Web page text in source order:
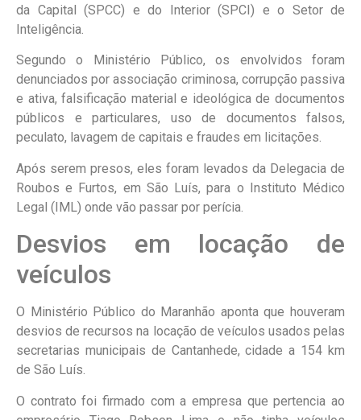
da Capital (SPCC) e do Interior (SPCI) e o Setor de
Inteligência.
Segundo o Ministério Público, os envolvidos foram
denunciados por associação criminosa, corrupção passiva
e ativa, falsificação material e ideológica de documentos
públicos e particulares, uso de documentos falsos,
peculato, lavagem de capitais e fraudes em licitações.
Após serem presos, eles foram levados da Delegacia de
Roubos e Furtos, em São Luís, para o Instituto Médico
Legal (IML) onde vão passar por perícia.
Desvios em locação de
veículos
O Ministério Público do Maranhão aponta que houveram
desvios de recursos na locação de veículos usados pelas
secretarias municipais de Cantanhede, cidade a 154 km
de São Luís.
O contrato foi firmado com a empresa que pertencia ao